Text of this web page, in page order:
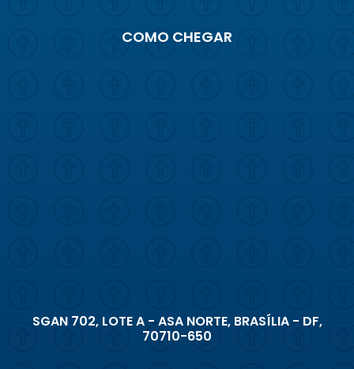
COMO CHEGAR
SGAN 702, LOTE A - ASA NORTE, BRASÍLIA - DF,
70710-650